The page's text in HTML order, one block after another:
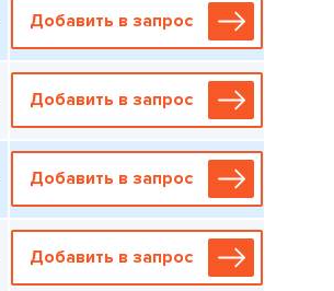
Добавить в запрос
Добавить в запрос
Добавить в запрос
Добавить в запрос